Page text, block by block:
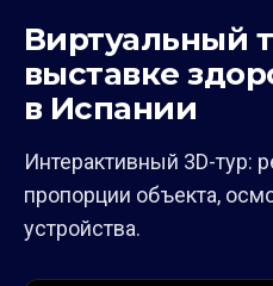
Виртуальный
выставке
в Испании
Интерактивный 3D-тур:
пропорции объекта,
устройства.